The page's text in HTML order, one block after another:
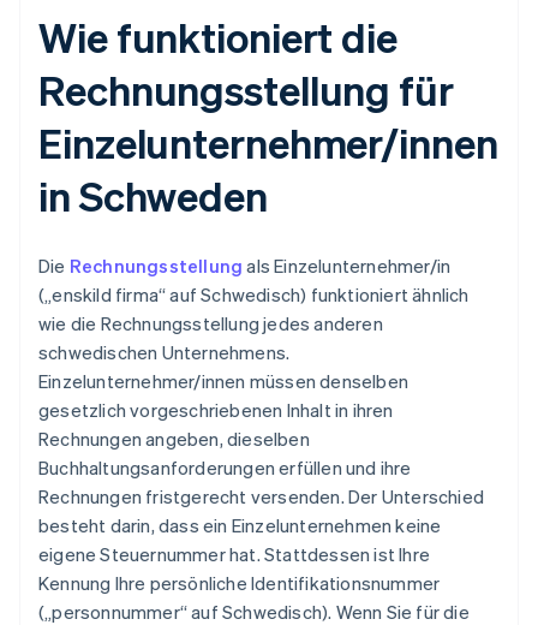
Wie funktioniert die
Rechnungsstellung für
Einzelunternehmer/innen
in Schweden
Die Rechnungsstellung als Einzelunternehmer/in
(„enskild firma“ auf Schwedisch) funktioniert ähnlich
wie die Rechnungsstellung jedes anderen
schwedischen Unternehmens.
Einzelunternehmer/innen müssen denselben
gesetzlich vorgeschriebenen Inhalt in ihren
Rechnungen angeben, dieselben
Buchhaltungsanforderungen erfüllen und ihre
Rechnungen fristgerecht versenden. Der Unterschied
besteht darin, dass ein Einzelunternehmen keine
eigene Steuernummer hat. Stattdessen ist Ihre
Kennung Ihre persönliche Identifikationsnummer
(„personnummer“ auf Schwedisch). Wenn Sie für die